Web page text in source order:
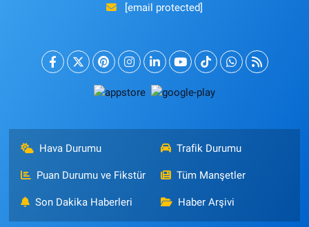
[email protected]
Hava Durumu Trafik Durumu
Puan Durumu ve Fikstür Tüm Manşetler
Son Dakika Haberleri Haber Arşivi